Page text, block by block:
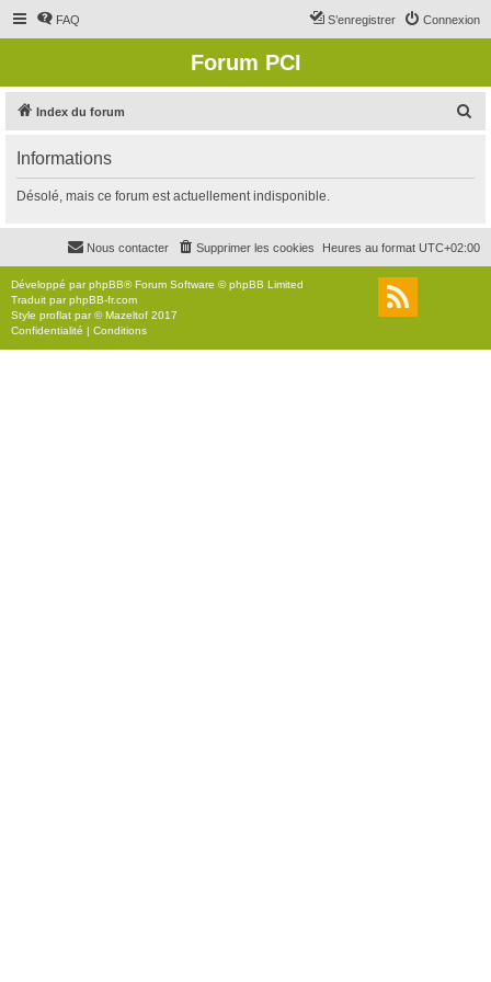
FAQ Connexion
S’enregistrer
Forum PCI
Index du forum
r
c
r
Informations
Désolé, mais ce forum est actuellement indisponible.
Heures au format UTC+02:00
Supprimer les cookies
Nous contacter
Développé parphpBB® Forum Software © phpBB Limited
Traduit parphpBB-fr.com
Style proflat par ©Mazeltof 2017
Confidentialité | Conditions